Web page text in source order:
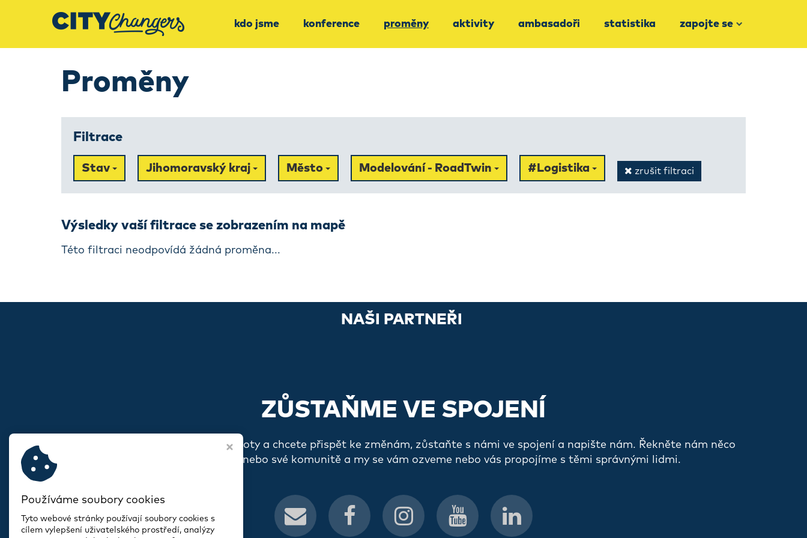
kdo jsme konference proměny aktivity ambasadoři statistika zapojte se
Proměny
Filtrace
Stav Jihomoravský kraj Město Modelování - RoadTwin #Logistika zrušit filtraci
Výsledky vaší filtrace se zobrazením na mapě
Této filtraci neodpovídá žádná proměna...
NAŠI PARTNEŘI
ZŮSTAŇME VE SPOJENÍ
Pokud s vámi rezonují naše hodnoty a chcete přispět ke změnám, zůstaňte s námi ve spojení a napište nám. Řekněte nám něco
o sobě, o svém spolku nebo své komunitě a my se vám ozveme nebo vás propojíme s těmi správnými lidmi.
Používáme soubory cookies
Tyto webové stránky používají soubory cookies s
cílem vylepšení uživatelského prostředí, analýzy